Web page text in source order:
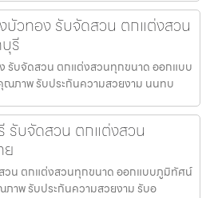
บัวทอง รับจัดสวน ตกแต่งสวน
รี
รับจัดสวน ตกแต่งสวนทุกขนาด ออกแบบ
ณภาพ รับประกันความสวยงาม นนทบ
รับจัดสวน ตกแต่งสวน
วน ตกแต่งสวนทุกขนาด ออกแบบภูมิทัศน์
ภาพ รับประกันความสวยงาม รับอ